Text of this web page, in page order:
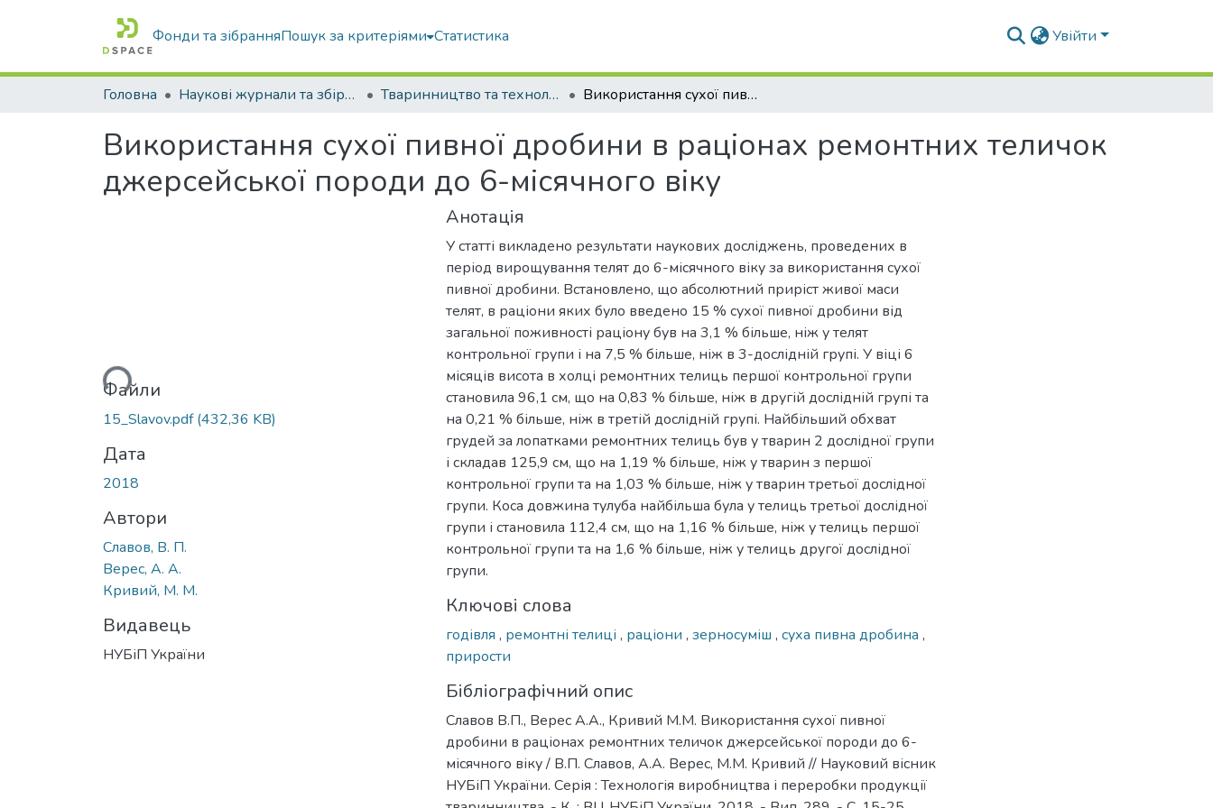
Фонди та зібранняПошук за критеріями Статистика Увійти
Головна Наукові журнали та збірники видань Тваринництво та технології харчових продуктів Використання сухої пивної дробини в раціонах ремонтних теличок джерсейської породи до 6-місячного віку
Використання сухої пивної дробини в раціонах ремонтних теличок
джерсейської породи до 6-місячного віку
Вантажиться...Файли
15_Slavov.pdf(432,36 KB)
Дата
2018
Автори
Славов, В. П.
Верес, А. А.
Кривий, М. М.
Видавець
НУБіП України
Анотація
У статті викладено результати наукових досліджень, проведених в
період вирощування телят до 6-місячного віку за використання сухої
пивної дробини. Встановлено, що абсолютний приріст живої маси
телят, в раціони яких було введено 15 % сухої пивної дробини від
загальної поживності раціону був на 3,1 % більше, ніж у телят
контрольної групи і на 7,5 % більше, ніж в 3-дослідній групі. У віці 6
місяців висота в холці ремонтних телиць першої контрольної групи
становила 96,1 см, що на 0,83 % більше, ніж в другій дослідній групі та
на 0,21 % більше, ніж в третій дослідній групі. Найбільший обхват
грудей за лопатками ремонтних телиць був у тварин 2 дослідної групи
і складав 125,9 см, що на 1,19 % більше, ніж у тварин з першої
контрольної групи та на 1,03 % більше, ніж у тварин третьої дослідної
групи. Коса довжина тулуба найбільша була у телиць третьої дослідної
групи і становила 112,4 см, що на 1,16 % більше, ніж у телиць першої
контрольної групи та на 1,6 % більше, ніж у телиць другої дослідної
групи.
Ключові слова
годівля , ремонтні телиці , раціони , зерносуміш , суха пивна дробина ,
прирости
Бібліографічний опис
Славов В.П., Верес А.А., Кривий М.М. Використання сухої пивної
дробини в раціонах ремонтних теличок джерсейської породи до 6-
місячного віку / В.П. Славов, А.А. Верес, М.М. Кривий // Науковий вісник
НУБіП України. Серія : Технологія виробництва і переробки продукції